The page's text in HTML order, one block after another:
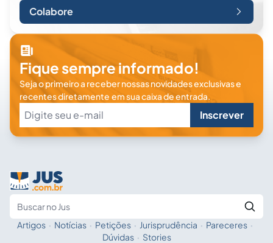
Colabore
Fique sempre informado!
Seja o primeiro a receber nossas novidades exclusivas e
recentes diretamente em sua caixa de entrada.
Inscrever
Fale com a IA
Artigos · Notícias · Petições · Jurisprudência · Pareceres ·
Dúvidas · Stories